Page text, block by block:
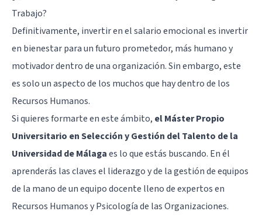
Trabajo?
Definitivamente, invertir en el salario emocional es invertir
en bienestar para un futuro prometedor, más humano y
motivador dentro de una organización. Sin embargo, este
es solo un aspecto de los muchos que hay dentro de los
Recursos Humanos.
Si quieres formarte en este ámbito, elMáster Propio
Universitario en Selección y Gestión del Talento de la
Universidad de Málagaes lo que estás buscando. En él
aprenderás las claves el liderazgo y de la gestión de equipos
de la mano de un equipo docente lleno de expertos en
Recursos Humanos y Psicología de las Organizaciones.